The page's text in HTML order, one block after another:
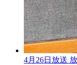
4月26日放送